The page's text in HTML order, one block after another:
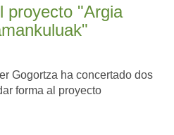
proyecto "Argia
Gogortza ha concertado dos
forma al proyecto